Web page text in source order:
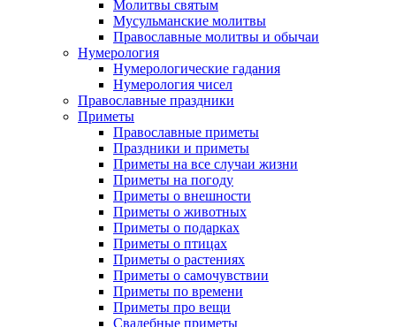
Молитвы святым
Мусульманские молитвы
Православные молитвы и обычаи
Нумерология
Нумерологические гадания
Нумерология чисел
Православные праздники
Приметы
Православные приметы
Праздники и приметы
Приметы на все случаи жизни
Приметы на погоду
Приметы о внешности
Приметы о животных
Приметы о подарках
Приметы о птицах
Приметы о растениях
Приметы о самочувствии
Приметы по времени
Приметы про вещи
Свадебные приметы